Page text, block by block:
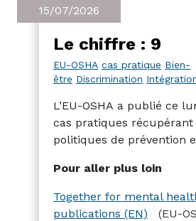
15/07/2026
Le chiffre : 9
EU-OSHA cas pratique Bien-
être Discrimination
L’EU-OSHA a publié ce
cas pratiques
politiques de prévention
banques, concernant
ou la prévention des
psychosociaux, le pannel
Pour aller plus loin
Together for mental
publications (EN)
(EU-